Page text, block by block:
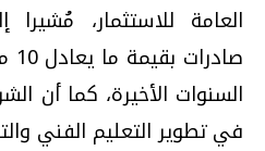
العامة للاستثمار،
السنوات الأخيرة، كما أن
في تطوير التعليم الفني